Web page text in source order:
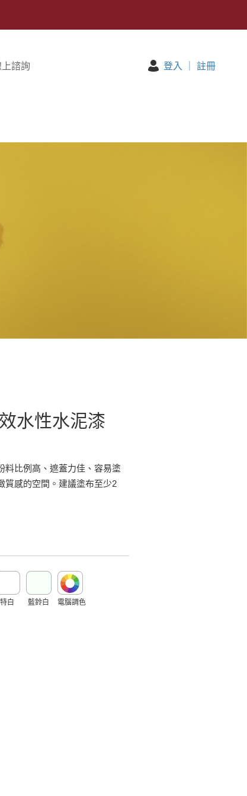
諮詢 登入 ｜ 註冊
水性水泥漆
料比例高、遮蓋力佳、容易塗
質感的空間。建議塗布至少2
特白 藍鈴白 電腦調色